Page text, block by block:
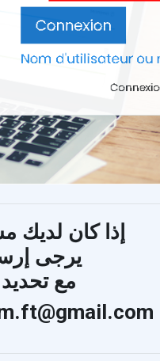
إذا كان لديك
يرجى
مع تحديد